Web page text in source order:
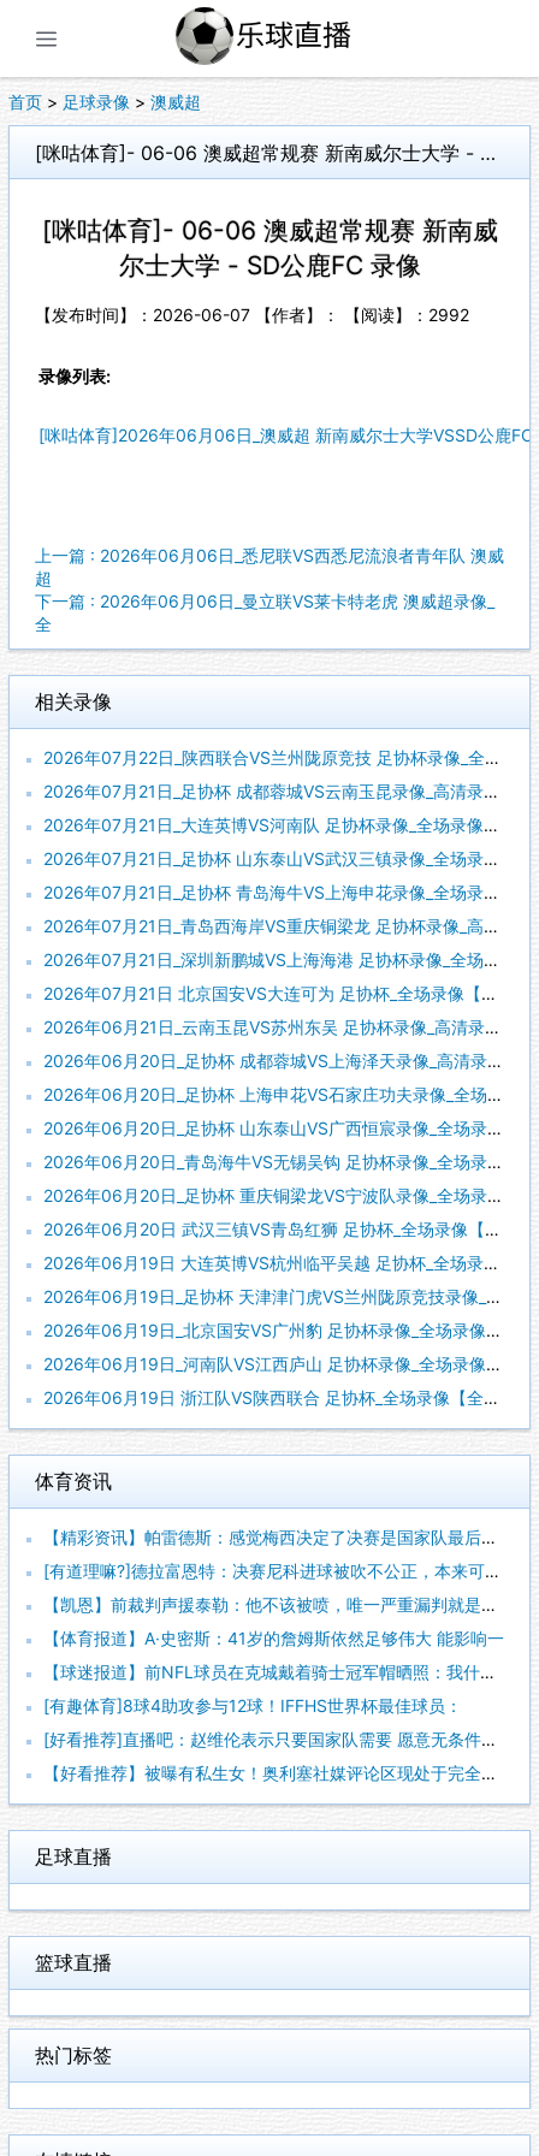
首页 > 足球录像 > 澳威超
[咪咕体育]- 06-06 澳威超常规赛 新南威尔士大学 - SD公鹿FC 录像
[咪咕体育]- 06-06 澳威超常规赛 新南威
尔士大学 - SD公鹿FC 录像
【发布时间】：2026-06-07 【作者】： 【阅读】： 2992
录像列表:
[咪咕体育]2026年06月06日_澳威超 新南威尔士大学VSSD公鹿FC
上一篇 : 2026年06月06日_悉尼联VS西悉尼流浪者青年队 澳威
超
下一篇 : 2026年06月06日_曼立联VS莱卡特老虎 澳威超录像_
全
相关录像
2026年07月22日_陕西联合VS兰州陇原竞技 足协杯录像_全场录像【视频集锦】
2026年07月21日_足协杯 成都蓉城VS云南玉昆录像_高清录像【全场回放】
2026年07月21日_大连英博VS河南队 足协杯录像_全场录像【视频集锦】
2026年07月21日_足协杯 山东泰山VS武汉三镇录像_全场录像【高清回放】
2026年07月21日_足协杯 青岛海牛VS上海申花录像_全场录像【视频集锦】
2026年07月21日_青岛西海岸VS重庆铜梁龙 足协杯录像_高清录像【全场回放】
2026年07月21日_深圳新鹏城VS上海海港 足协杯录像_全场录像【视频集锦】
2026年07月21日 北京国安VS大连可为 足协杯_全场录像【全场回放】
2026年06月21日_云南玉昆VS苏州东吴 足协杯录像_高清录像【全场回放】
2026年06月20日_足协杯 成都蓉城VS上海泽天录像_高清录像【全场回放】
2026年06月20日_足协杯 上海申花VS石家庄功夫录像_全场录像【全场回放】
2026年06月20日_足协杯 山东泰山VS广西恒宸录像_全场录像【全场回放】
2026年06月20日_青岛海牛VS无锡吴钩 足协杯录像_全场录像【视频集锦】
2026年06月20日_足协杯 重庆铜梁龙VS宁波队录像_全场录像【视频集锦】
2026年06月20日 武汉三镇VS青岛红狮 足协杯_全场录像【全场回放】
2026年06月19日 大连英博VS杭州临平吴越 足协杯_全场录像【视频集锦】
2026年06月19日_足协杯 天津津门虎VS兰州陇原竞技录像_全场录像【全场回放】
2026年06月19日_北京国安VS广州豹 足协杯录像_全场录像【全场回放】
2026年06月19日_河南队VS江西庐山 足协杯录像_全场录像【高清回放】
2026年06月19日 浙江队VS陕西联合 足协杯_全场录像【全场回放】
体育资讯
【精彩资讯】帕雷德斯：感觉梅西决定了决赛是国家队最后一战，我
[有道理嘛?]德拉富恩特：决赛尼科进球被吹不公正，本来可以有
【凯恩】前裁判声援泰勒：他不该被喷，唯一严重漏判就是罗梅罗拉
【体育报道】A·史密斯：41岁的詹姆斯依然足够伟大 能影响一
【球迷报道】前NFL球员在克城戴着骑士冠军帽晒照：我什么都不
[有趣体育]8球4助攻参与12球！IFFHS世界杯最佳球员：
[好看推荐]直播吧：赵维伦表示只要国家队需要 愿意无条件响应
【好看推荐】被曝有私生女！奥利塞社媒评论区现处于完全关闭状态
足球直播
篮球直播
热门标签